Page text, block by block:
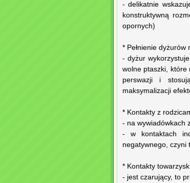
- delikatnie
konstruktywną
opornych)
* Pełnienie dyżurów
- dyżur
wolne ptaszki, które
perswazji i
maksymalizacji
* Kontakty z
- na wywiadówkach
- w kontaktach
negatywnego, czyni
* Kontakty
- jest czarujący, to